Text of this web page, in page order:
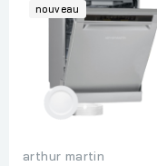
nouveau
arthur martin